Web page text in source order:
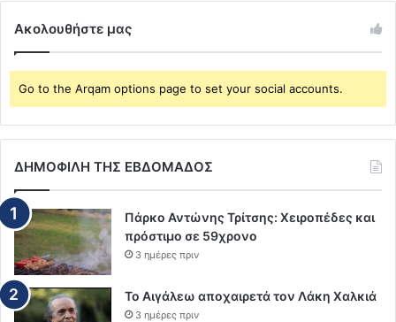
Ακολουθήστε μας
Go to the Arqam options page to set your social accounts.
ΔΗΜΟΦΙΛΗ ΤΗΣ ΕΒΔΟΜΑΔΟΣ
Πάρκο Αντώνης Τρίτσης: Χειροπέδες και
πρόστιμο σε 59χρονο
3 ημέρες πριν
Το Αιγάλεω αποχαιρετά τον Λάκη Χαλκιά
3 ημέρες πριν